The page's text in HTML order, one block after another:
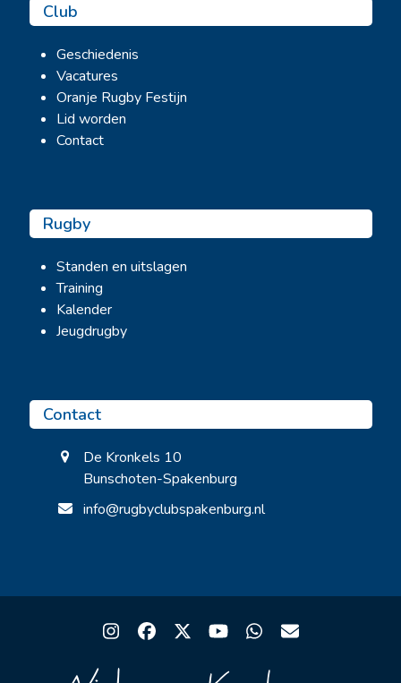
Club
Geschiedenis
Vacatures
Oranje Rugby Festijn
Lid worden
Contact
Rugby
Standen en uitslagen
Training
Kalender
Jeugdrugby
Contact
De Kronkels 10
Bunschoten-Spakenburg
info@rugbyclubspakenburg.nl
Instagram
Facebook
TwitterYouTubeWhatsapp
Email